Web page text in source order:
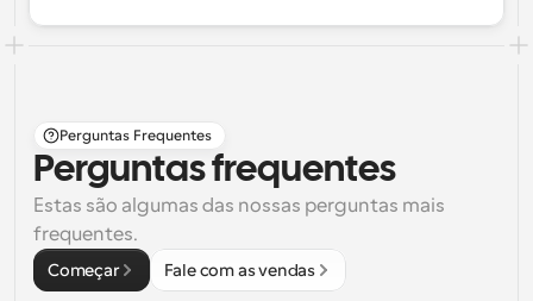
Perguntas Frequentes
Perguntas frequentes
Estas são algumas das nossas perguntas mais
frequentes.
Começar Fale com as vendas